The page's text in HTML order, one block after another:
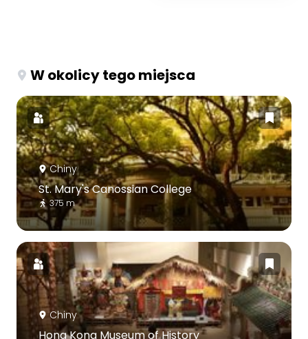
W okolicy tego miejsca
Chiny
St. Mary's Canossian College
375 m
Chiny
Hong Kong Museum of History